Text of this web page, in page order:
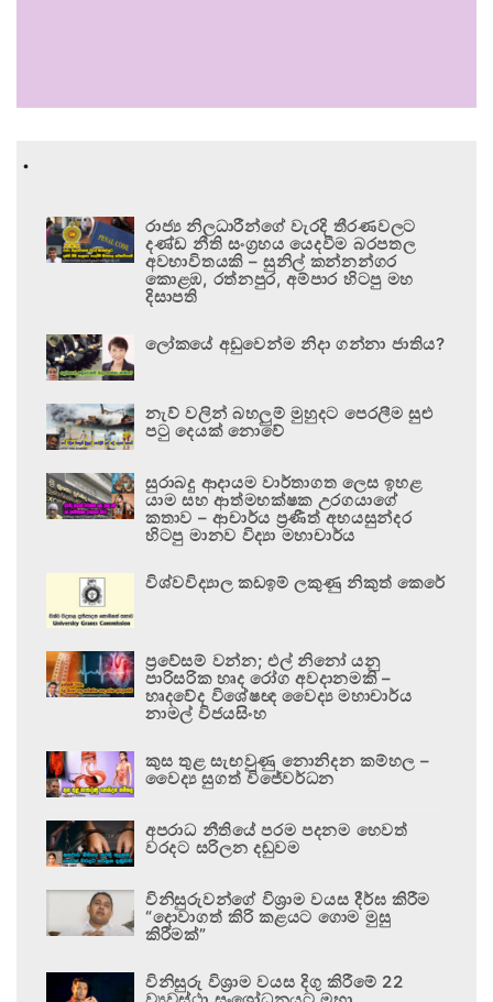
.
රාජ්‍ය නිලධාරීන්ගේ වැරදි තීරණවලට
දණ්ඩ නීති සංග්‍රහය යෙදවීම බරපතල
අවභාවිතයකි – සුනිල් කන්නන්ගර
කොළඹ, රත්නපුර, අම්පාර හිටපු මහ
දිසාපති
ලෝකයේ අඩුවෙන්ම නිදා ගන්නා ජාතිය?
නැව් වලින් බහලුම් මුහුදට පෙරලීම සුළු
පටු දෙයක් නොවේ
සුරාබදු ආදායම වාර්තාගත ලෙස ඉහළ
යාම සහ ආත්මභක්ෂක උරගයාගේ
කතාව – ආචාර්ය ප්‍රණීත් අභයසුන්දර
හිටපු මානව විද්‍යා මහාචාර්ය
විශ්වවිද්‍යාල කඩඉම් ලකුණු නිකුත් කෙරේ
ප්‍රවේසම් වන්න; එල් නිනෝ යනු
පාරිසරික හෘද රෝග අවදානමකි –
හෘදවේද විශේෂඥ වෛද්‍ය මහාචාර්ය
නාමල් විජයසිංහ
කුස තුළ සැඟවුණු නොනිදන කම්හල –
වෛද්‍ය සුගත් විජේවර්ධන
අපරාධ නීතියේ පරම පදනම හෙවත්
වරදට සරිලන දඬුවම
විනිසුරුවන්ගේ විශ්‍රාම වයස දීර්ඝ කිරීම
“දොවාගත් කිරි කළයට ගොම මුසු
කිරීමක්”
විනිසුරු විශ්‍රාම වයස දිගු කිරීමේ 22